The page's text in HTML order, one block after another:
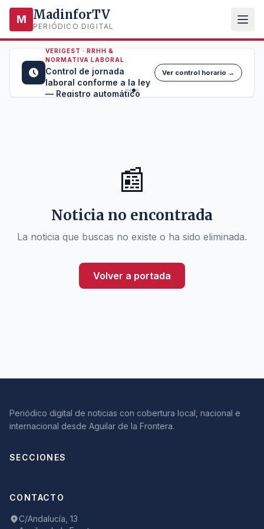
M MadinforTV
PERIÓDICO DIGITAL
VERIGEST · RRHH &
NORMATIVA LABORAL
Control de jornada
laboral conforme a la ley
— Registro automático
Ver control horario →
📰
Noticia no encontrada
La noticia que buscas no existe o ha sido eliminada.
Volver a portada
Periódico digital de noticias con cobertura local, nacional e
internacional desde Aguilar de la Frontera.
SECCIONES
CONTACTO
C/Andalucía, 13